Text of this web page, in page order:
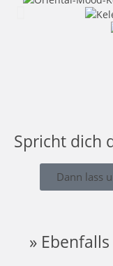
Spricht dich
Dann lass
»